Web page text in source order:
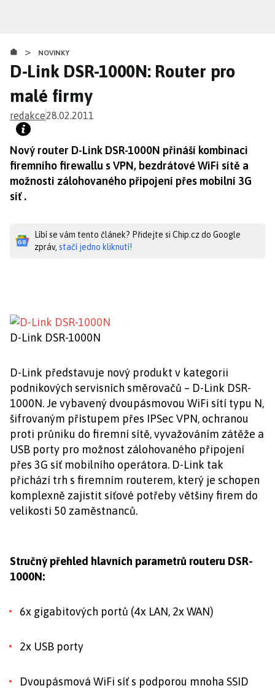
obsahu
> NOVINKY
D-Link DSR-1000N: Router pro
malé firmy
redakce28.02.2011
Nový router D-Link DSR-1000N přináší kombinaci
firemního firewallu s VPN, bezdrátové WiFi sítě a
možnosti zálohovaného připojení přes mobilní 3G
síť .
Líbí se vám tento článek? Přidejte si Chip.cz do Google
zpráv, stačí jedno kliknutí!
D-Link DSR-1000N
D-Link představuje nový produkt v kategorii
podnikových servisních směrovačů – D-Link DSR-
1000N. Je vybavený dvoupásmovou WiFi sítí typu N,
šifrovaným přístupem přes IPSec VPN, ochranou
proti průniku do firemní sítě, vyvažováním zátěže a
USB porty pro možnost zálohovaného připojení
přes 3G síť mobilního operátora. D-Link tak
přichází trh s firemním routerem, který je schopen
komplexně zajistit síťové potřeby většiny firem do
velikosti 50 zaměstnanců.
Stručný přehled hlavních parametrů routeru DSR-
1000N:
6x gigabitových portů (4x LAN, 2x WAN)
2x USB porty
Dvoupásmová WiFi síť s podporou mnoha SSID